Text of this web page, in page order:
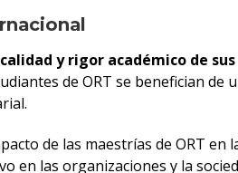
y rigor académico de
de ORT se benefician de
de las maestrías de ORT
en las organizaciones y la